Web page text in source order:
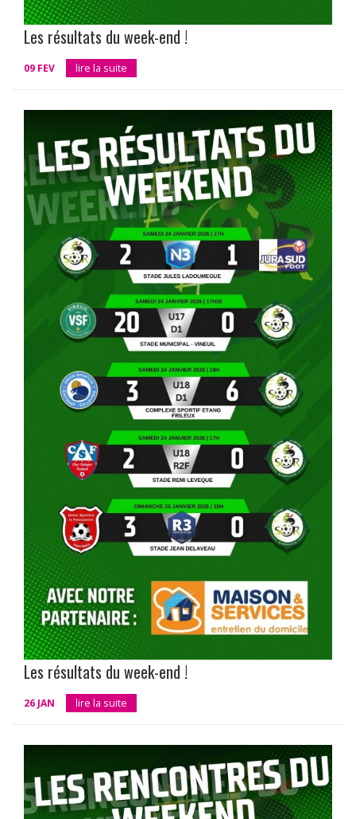
Les résultats du week-end !
09 FEV lire la suite
Les résultats du week-end !
26 JAN lire la suite